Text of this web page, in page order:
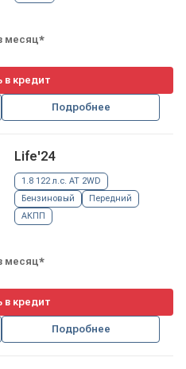
месяц*
в кредит
Подробнее
Life'24
1.8 122 л.с. AT 2WD
Бензиновый
Передний
АКПП
месяц*
в кредит
Подробнее